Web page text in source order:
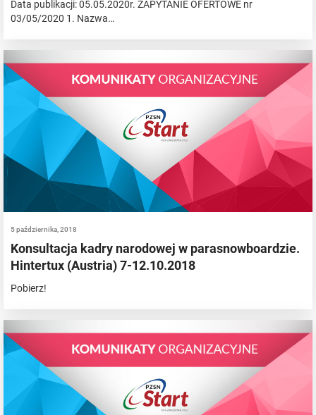
Data publikacji: 05.05.2020r. ZAPYTANIE OFERTOWE nr
03/05/2020 1. Nazwa…
5 października, 2018
Konsultacja kadry narodowej w parasnowboardzie.
Hintertux (Austria) 7-12.10.2018
Pobierz!